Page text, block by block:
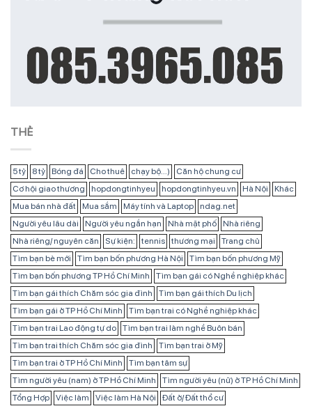
THẺ
5 tỷ 8 tỷ Bóng đá Cho thuê chạy bộ...)
Căn hộ chung cư
Cơ hội giao thương
hopdongtinhyeu hopdongtinhyeu.vn Hà Nội
Khác
Mua bán nhà đất
Mua sắm Máy tính và Laptop
ndag.net
Người yêu lâu dài
Người yêu ngắn hạn Nhà mặt phố
Nhà riêng
Nhà riêng/ nguyên căn
Sự kiện: tennis thương mại
Trang chủ
Tìm bạn bè mới
Tìm bạn bốn phương Hà Nội
Tìm bạn bốn phương Mỹ
Tìm bạn bốn phương TP Hồ Chí Minh
Tìm bạn gái có Nghề nghiệp khác
Tìm bạn gái thích Chăm sóc gia đình
Tìm bạn gái thích Du lịch
Tìm bạn gái ở TP Hồ Chí Minh
Tìm bạn trai có Nghề nghiệp khác
Tìm bạn trai Lao động tự do
Tìm bạn trai làm nghề Buôn bán
Tìm bạn trai thích Chăm sóc gia đình
Tìm bạn trai ở Mỹ
Tìm bạn trai ở TP Hồ Chí Minh
Tìm bạn tâm sự
Tìm người yêu (nam) ở TP Hồ Chí Minh
Tìm người yêu (nữ) ở TP Hồ Chí Minh
Tổng Hợp
Việc làm Việc làm Hà Nội Đất ở/ Đất thổ cư